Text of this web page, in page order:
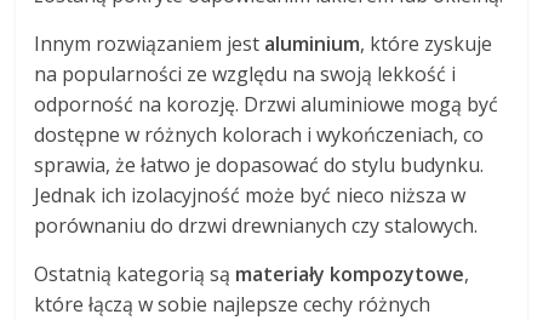
Innym rozwiązaniem jest aluminium, które zyskuje
na popularności ze względu na swoją lekkość i
odporność na korozję. Drzwi aluminiowe mogą być
dostępne w różnych kolorach i wykończeniach, co
sprawia, że łatwo je dopasować do stylu budynku.
Jednak ich izolacyjność może być nieco niższa w
porównaniu do drzwi drewnianych czy stalowych.
Ostatnią kategorią są materiały kompozytowe,
które łączą w sobie najlepsze cechy różnych